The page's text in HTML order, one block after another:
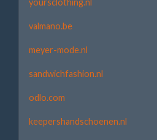
valmano.be
meyer-mode.nl
sandwichfashion.nl
odlo.com
keepershandschoenen.nl